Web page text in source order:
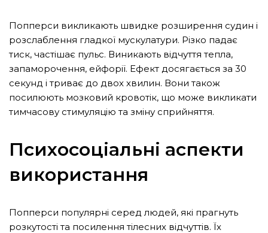
Попперси викликають швидке розширення судин і
розслаблення гладкої мускулатури. Різко падає
тиск, частішає пульс. Виникають відчуття тепла,
запаморочення, ейфорії. Ефект досягається за 30
секунд і триває до двох хвилин. Вони також
посилюють мозковий кровотік, що може викликати
тимчасову стимуляцію та зміну сприйняття.
Психосоціальні аспекти
використання
Попперси популярні серед людей, які прагнуть
розкутості та посилення тілесних відчуттів. Їх